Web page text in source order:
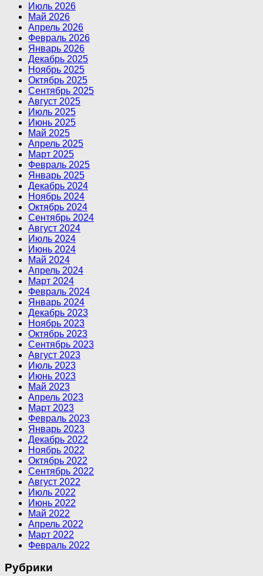
Июль 2026
Май 2026
Апрель 2026
Февраль 2026
Январь 2026
Декабрь 2025
Ноябрь 2025
Октябрь 2025
Сентябрь 2025
Август 2025
Июль 2025
Июнь 2025
Май 2025
Апрель 2025
Март 2025
Февраль 2025
Январь 2025
Декабрь 2024
Ноябрь 2024
Октябрь 2024
Сентябрь 2024
Август 2024
Июль 2024
Июнь 2024
Май 2024
Апрель 2024
Март 2024
Февраль 2024
Январь 2024
Декабрь 2023
Ноябрь 2023
Октябрь 2023
Сентябрь 2023
Август 2023
Июль 2023
Июнь 2023
Май 2023
Апрель 2023
Март 2023
Февраль 2023
Январь 2023
Декабрь 2022
Ноябрь 2022
Октябрь 2022
Сентябрь 2022
Август 2022
Июль 2022
Июнь 2022
Май 2022
Апрель 2022
Март 2022
Февраль 2022
Рубрики